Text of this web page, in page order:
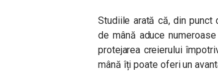
Studiile arată că, din
de mână aduce
protejarea creierului
mână îți poate oferi un